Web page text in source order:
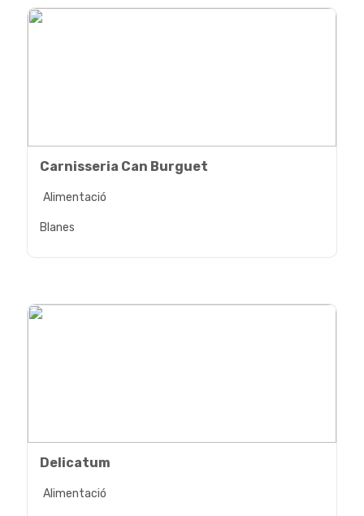
Carnisseria Can Burguet
Alimentació
Blanes
Delicatum
Alimentació